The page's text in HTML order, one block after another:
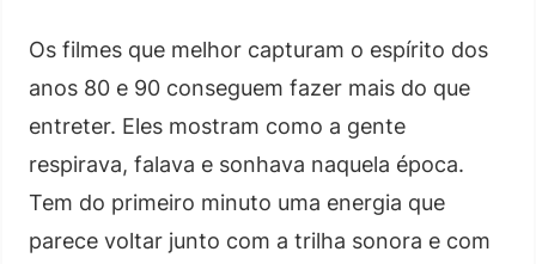
Os filmes que melhor capturam o espírito dos
anos 80 e 90 conseguem fazer mais do que
entreter. Eles mostram como a gente
respirava, falava e sonhava naquela época.
Tem do primeiro minuto uma energia que
parece voltar junto com a trilha sonora e com